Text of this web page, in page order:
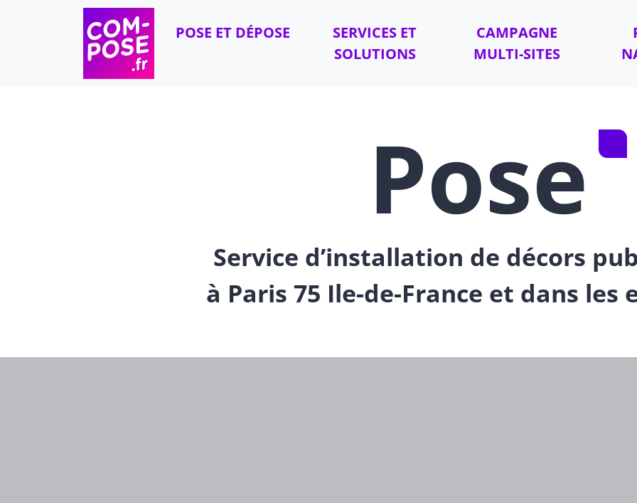
POSE ET DÉPOSE
SERVICES ET
SOLUTIONS
CAMPAGNE
MULTI-SITES
Pose
Service d’installation de décors
à Paris 75 Ile-de-France et dans les